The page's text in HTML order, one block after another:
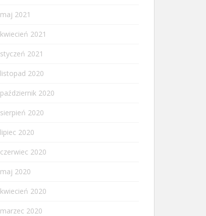
maj 2021
kwiecień 2021
styczeń 2021
listopad 2020
październik 2020
sierpień 2020
lipiec 2020
czerwiec 2020
maj 2020
kwiecień 2020
marzec 2020